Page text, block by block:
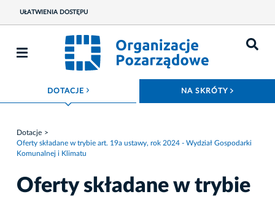
UŁATWIENIA DOSTĘPU
DOTACJE ROZWIŃ MENU NA SKRÓTY
Dotacje
Oferty składane w trybie art. 19a ustawy, rok 2024 - Wydział Gospodarki
Komunalnej i Klimatu
Oferty składane w trybie